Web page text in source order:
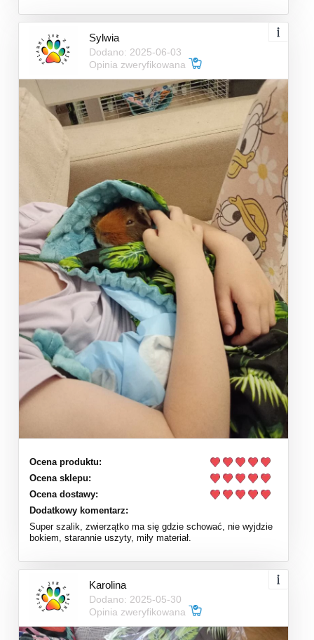
Sylwia
Dodano: 2025-06-03
Opinia zweryfikowana
Ocena produktu:
Ocena sklepu:
Ocena dostawy:
Dodatkowy komentarz:
Super szalik, zwierzątko ma się gdzie schować, nie wyjdzie
bokiem, starannie uszyty, miły materiał.
Karolina
Dodano: 2025-05-30
Opinia zweryfikowana